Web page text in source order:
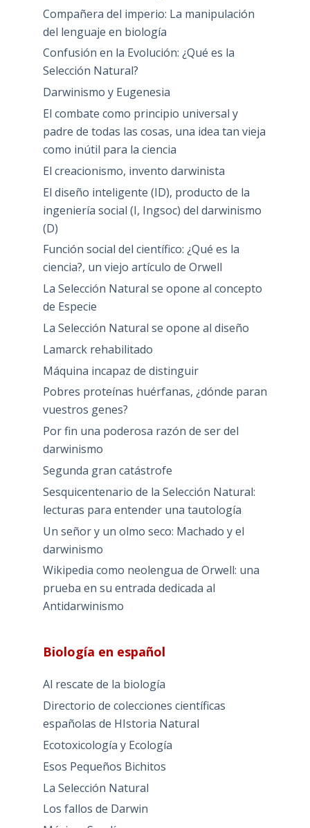
Compañera del imperio: La manipulación
del lenguaje en biología
Confusión en la Evolución: ¿Qué es la
Selección Natural?
Darwinismo y Eugenesia
El combate como principio universal y
padre de todas las cosas, una idea tan vieja
como inútil para la ciencia
El creacionismo, invento darwinista
El diseño inteligente (ID), producto de la
ingeniería social (I, Ingsoc) del darwinismo
(D)
Función social del científico: ¿Qué es la
ciencia?, un viejo artículo de Orwell
La Selección Natural se opone al concepto
de Especie
La Selección Natural se opone al diseño
Lamarck rehabilitado
Máquina incapaz de distinguir
Pobres proteínas huérfanas, ¿dónde paran
vuestros genes?
Por fin una poderosa razón de ser del
darwinismo
Segunda gran catástrofe
Sesquicentenario de la Selección Natural:
lecturas para entender una tautología
Un señor y un olmo seco: Machado y el
darwinismo
Wikipedia como neolengua de Orwell: una
prueba en su entrada dedicada al
Antidarwinismo
Biología en español
Al rescate de la biología
Directorio de colecciones científicas
españolas de HIstoria Natural
Ecotoxicología y Ecología
Esos Pequeños Bichitos
La Selección Natural
Los fallos de Darwin